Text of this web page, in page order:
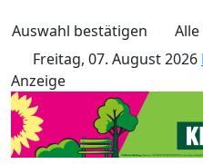
Auswahl bestätigen
Freitag, 07. August 2026
Anzeige